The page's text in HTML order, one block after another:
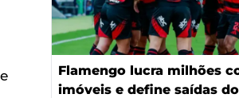
Flamengo lucra milhões
imóveis e define saídas do